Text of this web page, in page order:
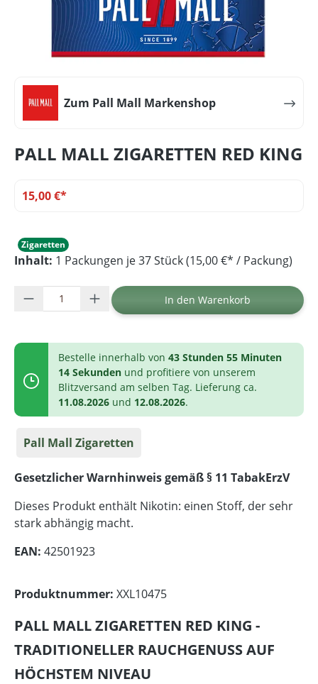
Zum Pall Mall Markenshop
PALL MALL ZIGARETTEN RED KING
15,00 €*
Zigaretten
Inhalt: 1 Packungen je 37 Stück (15,00 €* / Packung)
Produkt Anzahl: Gib den gewünschten
In den Warenkorb
Bestelle innerhalb von 43 Stunden 55 Minuten
14 Sekunden und profitiere von unserem
Blitzversand am selben Tag. Lieferung ca.
11.08.2026 und 12.08.2026.
Pall Mall Zigaretten
Gesetzlicher Warnhinweis gemäß § 11 TabakErzV
Dieses Produkt enthält Nikotin: einen Stoff, der sehr
stark abhängig macht.
EAN: 42501923
Produktnummer: XXL10475
PALL MALL ZIGARETTEN RED KING -
TRADITIONELLER RAUCHGENUSS AUF
HÖCHSTEM NIVEAU